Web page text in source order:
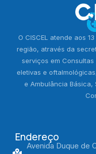
O CISCEL atende aos
região, através da
serviços em
eletivas e
e Ambulância Básica,
Endereço
Avenida Duque de